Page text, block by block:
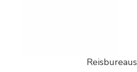
Reisbureaus